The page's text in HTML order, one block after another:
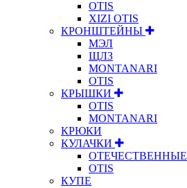
OTIS
XIZI OTIS
КРОНШТЕЙНЫ
МЭЛ
ЩЛЗ
MONTANARI
OTIS
КРЫШКИ
OTIS
MONTANARI
КРЮКИ
КУЛАЧКИ
ОТЕЧЕСТВЕННЫЕ
OTIS
КУПЕ